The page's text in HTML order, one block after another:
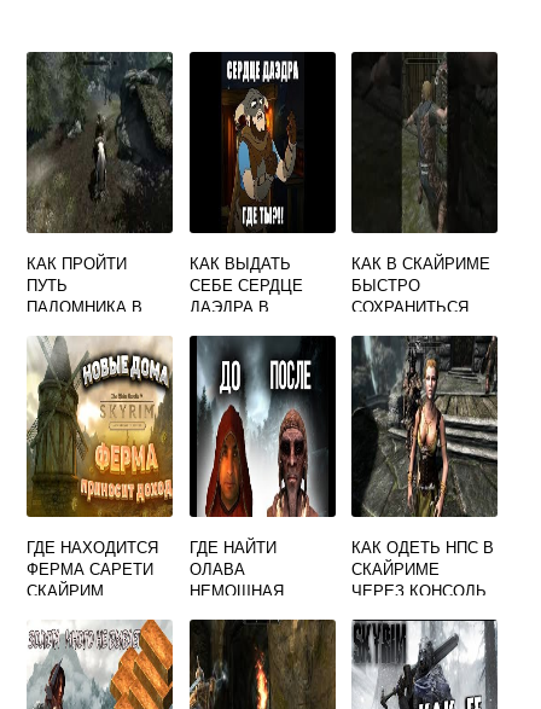
КАК ПРОЙТИ
ПУТЬ
ПАЛОМНИКА В
КАК ВЫДАТЬ
СЕБЕ СЕРДЦЕ
ДАЭДРА В
КАК В СКАЙРИМЕ
БЫСТРО
СОХРАНИТЬСЯ
ГДЕ НАХОДИТСЯ
ФЕРМА САРЕТИ
СКАЙРИМ
ГДЕ НАЙТИ
ОЛАВА
НЕМОЩНАЯ
КАК ОДЕТЬ НПС В
СКАЙРИМЕ
ЧЕРЕЗ КОНСОЛЬ